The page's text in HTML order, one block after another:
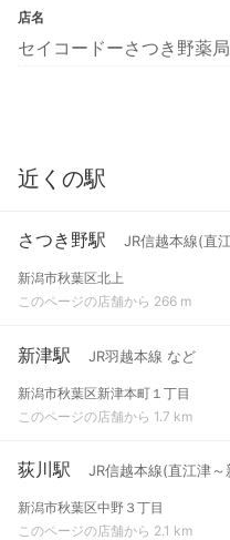
店名
セイコードーさつき野薬
近くの駅
さつき野駅 JR信越本線(直
新潟市秋葉区北上
このページの店舗から 266 m
新津駅 JR羽越本線 など
新潟市秋葉区新津本町１丁目
このページの店舗から 1.7 km
荻川駅 JR信越本線(直江津～
新潟市秋葉区中野３丁目
このページの店舗から 2.1 km